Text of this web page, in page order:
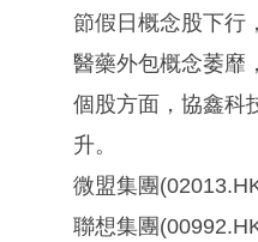
節假日概念股下行
醫藥外包概念萎靡
個股方面，協鑫科
升。
微盟集團
聯想集團